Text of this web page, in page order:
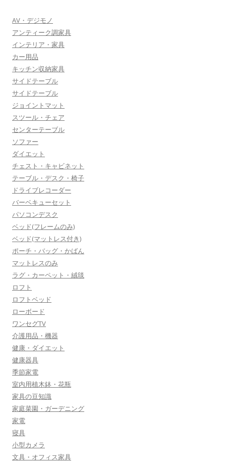
AV・デジモノ
アンティーク調家具
インテリア・家具
カー用品
キッチン収納家具
サイドテーブル
サイドテーブル
ジョイントマット
スツール・チェア
センターテーブル
ソファー
ダイエット
チェスト・キャビネット
テーブル・デスク・椅子
ドライブレコーダー
バーベキューセット
パソコンデスク
ベッド(フレームのみ)
ベッド(マットレス付き)
ポーチ・バッグ・かばん
マットレスのみ
ラグ・カーペット・絨毯
ロフト
ロフトベッド
ローボード
ワンセグTV
介護用品・機器
健康・ダイエット
健康器具
季節家電
室内用植木鉢・花瓶
家具の豆知識
家庭菜園・ガーデニング
家電
寝具
小型カメラ
文具・オフィス家具